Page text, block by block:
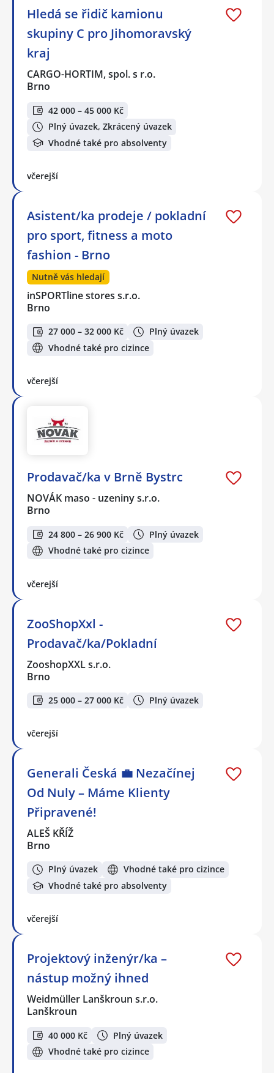
Hledá se řidič kamionu
skupiny C pro Jihomoravský
kraj
CARGO-HORTIM, spol. s r.o.
Brno
42 000 – 45 000 Kč
Plný úvazek, Zkrácený úvazek
Vhodné také pro absolventy
včerejší
Asistent/ka prodeje / pokladní
pro sport, fitness a moto
fashion - Brno
Nutně vás hledají
inSPORTline stores s.r.o.
Brno
27 000 – 32 000 Kč
Plný úvazek
Vhodné také pro cizince
včerejší
Prodavač/ka v Brně Bystrc
NOVÁK maso - uzeniny s.r.o.
Brno
24 800 – 26 900 Kč
Plný úvazek
Vhodné také pro cizince
včerejší
ZooShopXxl -
Prodavač/ka/Pokladní
ZooshopXXL s.r.o.
Brno
25 000 – 27 000 Kč Plný úvazek
včerejší
Generali Česká 💼 Nezačínej
Od Nuly – Máme Klienty
Připravené!
ALEŠ KŘÍŽ
Brno
Plný úvazek
Vhodné také pro cizince
Vhodné také pro absolventy
včerejší
Projektový inženýr/ka –
nástup možný ihned
Weidmüller Lanškroun s.r.o.
Lanškroun
40 000 Kč
Plný úvazek
Vhodné také pro cizince